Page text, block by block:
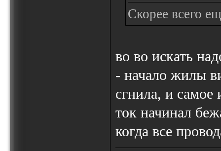
Скорее всего
во во искать
- начало жилы
сгнила, и самое
ток начинал
когда все